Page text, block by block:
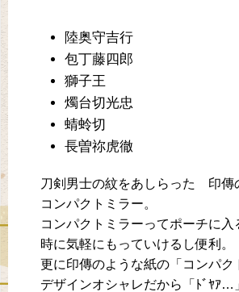
陸奥守吉行
包丁藤四郎
獅子王
燭台切光忠
蜻蛉切
長曽祢虎徹
刀剣男士の紋をあしらった 印傳
コンパクトミラー。
コンパクトミラーってポーチに入
時に気軽にもっていけるし便利。
更に印傳のような紙の「コンパク
デザインオシャレだから「ﾄﾞﾔｱ…